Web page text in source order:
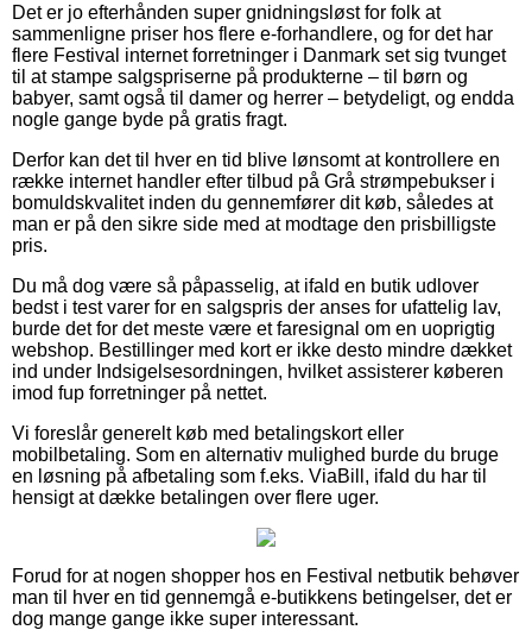
Det er jo efterhånden super gnidningsløst for folk at
sammenligne priser hos flere e-forhandlere, og for det har
flere Festival internet forretninger i Danmark set sig tvunget
til at stampe salgspriserne på produkterne – til børn og
babyer, samt også til damer og herrer – betydeligt, og endda
nogle gange byde på gratis fragt.
Derfor kan det til hver en tid blive lønsomt at kontrollere en
række internet handler efter tilbud på Grå strømpebukser i
bomuldskvalitet inden du gennemfører dit køb, således at
man er på den sikre side med at modtage den prisbilligste
pris.
Du må dog være så påpasselig, at ifald en butik udlover
bedst i test varer for en salgspris der anses for ufattelig lav,
burde det for det meste være et faresignal om en uoprigtig
webshop. Bestillinger med kort er ikke desto mindre dækket
ind under Indsigelsesordningen, hvilket assisterer køberen
imod fup forretninger på nettet.
Vi foreslår generelt køb med betalingskort eller
mobilbetaling. Som en alternativ mulighed burde du bruge
en løsning på afbetaling som f.eks. ViaBill, ifald du har til
hensigt at dække betalingen over flere uger.
Forud for at nogen shopper hos en Festival netbutik behøver
man til hver en tid gennemgå e-butikkens betingelser, det er
dog mange gange ikke super interessant.